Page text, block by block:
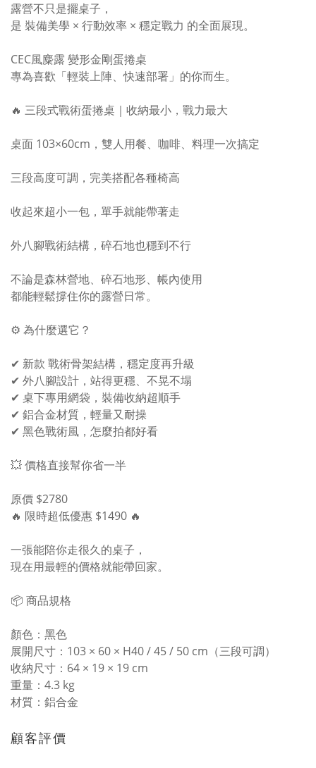
露營不只是擺桌子，
是 裝備美學 × 行動效率 × 穩定戰力 的全面展現。
CEC風麋露 變形金剛蛋捲桌
專為喜歡「輕裝上陣、快速部署」的你而生。
🔥 三段式戰術蛋捲桌｜收納最小，戰力最大
桌面 103×60cm，雙人用餐、咖啡、料理一次搞定
三段高度可調，完美搭配各種椅高
收起來超小一包，單手就能帶著走
外八腳戰術結構，碎石地也穩到不行
不論是森林營地、碎石地形、帳內使用
都能輕鬆撐住你的露營日常。
⚙️ 為什麼選它？
✔ 新款 戰術骨架結構，穩定度再升級
✔ 外八腳設計，站得更穩、不晃不塌
✔ 桌下專用網袋，裝備收納超順手
✔ 鋁合金材質，輕量又耐操
✔ 黑色戰術風，怎麼拍都好看
💥 價格直接幫你省一半
原價 $2780
🔥 限時超低優惠 $1490 🔥
一張能陪你走很久的桌子，
現在用最輕的價格就能帶回家。
📦 商品規格
顏色：黑色
展開尺寸：103 × 60 × H40 / 45 / 50 cm（三段可調）
收納尺寸：64 × 19 × 19 cm
重量：4.3 kg
材質：鋁合金
顧客評價